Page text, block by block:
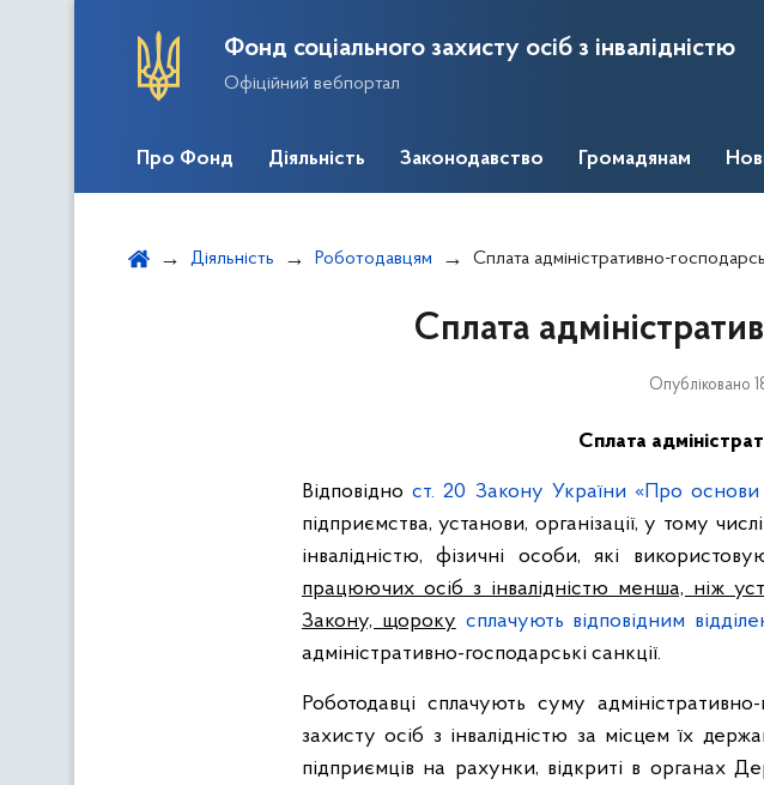
Фонд соціального захисту осіб з інвалідністю
Офіційний вебпортал
Про Фонд Діяльність Законодавство Громадянам
Діяльність Роботодавцям Сплата адміністративно-
Сплата
Опубліковано
Сплата
Відповідност. 20 Закону України «Про основи
підприємства, установи, організації, у тому
інвалідністю, фізичні особи, які
працюючих осіб з інвалідністю менша, ніж
Закону, щороку сплачують відповідним
адміністративно-господарські санкції.
Роботодавці сплачують суму
захисту осіб з інвалідністю за місцем їх
підприємців на рахунки, відкриті в органах